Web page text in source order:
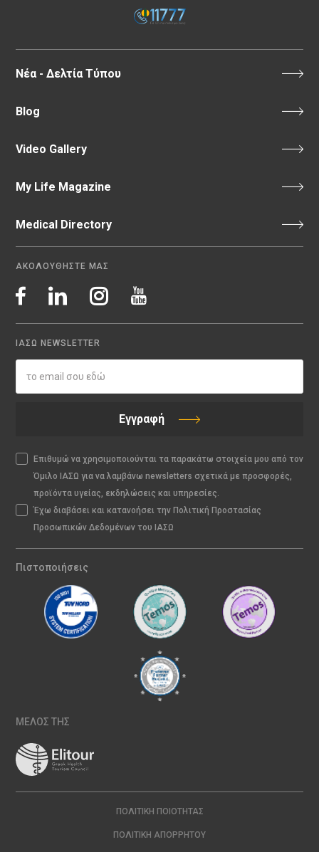
Νέα - Δελτία Τύπου
Blog
Video Gallery
My Life Magazine
Medical Directory
ΑΚΟΛΟΥΘΗΣΤΕ ΜΑΣ
ΙΑΣΩ NEWSLETTER
Εγγραφή
Επιθυμώ να χρησιμοποιούνται τα παρακάτω στοιχεία μου από τον
Όμιλο ΙΑΣΩ για να λαμβάνω newsletters σχετικά με προσφορές,
προϊόντα υγείας, εκδηλώσεις και υπηρεσίες.
Έχω διαβάσει και κατανοήσει την Πολιτική Προστασίας
Προσωπικών Δεδομένων του ΙΑΣΩ
Πιστοποιήσεις
ΜΕΛΟΣ ΤΗΣ
ΠΟΛΙΤΙΚΉ ΠΟΙΌΤΗΤΑΣ
ΠΟΛΙΤΙΚΉ ΑΠΟΡΡΉΤΟΥ